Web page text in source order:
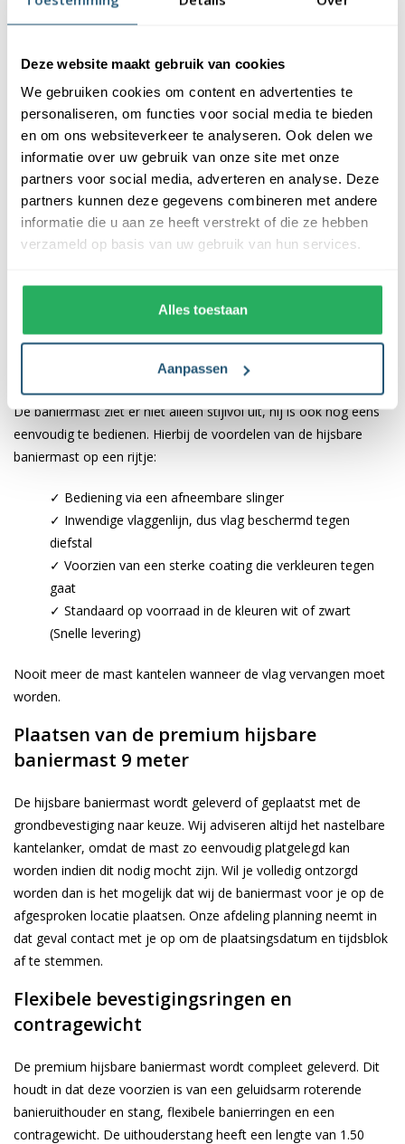
Deze website maakt gebruik van cookies
We gebruiken cookies om content en advertenties te
personaliseren, om functies voor social media te bieden
en om ons websiteverkeer te analyseren. Ook delen we
informatie over uw gebruik van onze site met onze
partners voor social media, adverteren en analyse. Deze
partners kunnen deze gegevens combineren met andere
informatie die u aan ze heeft verstrekt of die ze hebben
verzameld op basis van uw gebruik van hun services.
Alles toestaan
Aanpassen
afneembare slinger de uithouder eenvoudig naar beneden.
Kenmerken van de premium hijsbare
baniermast 9 meter
De premium hijsbare baniermast heeft een diameter van 90 mm
en een wanddikte van 3 mm. Het gebruikte materiaal, aluminium
ALMgSi 0,7 met een hardheid van F27, vertegenwoordigt de
hoogste legering. De mast is voorzien van een sterke coating en
Op deze premium hijsbare baniermast krijg je 10 jaar
De voordelen van een premium hijsbare
De baniermast ziet er niet alleen stijlvol uit, hij is ook nog eens
eenvoudig te bedienen. Hierbij de voordelen van de hijsbare
baniermast op een rijtje:
✓ Bediening via een afneembare slinger
✓ Inwendige vlaggenlijn, dus vlag beschermd tegen
diefstal
✓ Voorzien van een sterke coating die verkleuren tegen
gaat
✓ Standaard op voorraad in de kleuren wit of zwart
(Snelle levering)
Nooit meer de mast kantelen wanneer de vlag vervangen moet
worden.
Plaatsen van de premium hijsbare
baniermast 9 meter
De hijsbare baniermast wordt geleverd of geplaatst met de
grondbevestiging naar keuze. Wij adviseren altijd het nastelbare
kantelanker, omdat de mast zo eenvoudig platgelegd kan
worden indien dit nodig mocht zijn. Wil je volledig ontzorgd
worden dan is het mogelijk dat wij de baniermast voor je op de
afgesproken locatie plaatsen. Onze afdeling planning neemt in
dat geval contact met je op om de plaatsingsdatum en tijdsblok
af te stemmen.
Flexibele bevestigingsringen en
contragewicht
De premium hijsbare baniermast wordt compleet geleverd. Dit
houdt in dat deze voorzien is van een geluidsarm roterende
banieruithouder en stang, flexibele banierringen en een
contragewicht. De uithouderstang heeft een lengte van 1.50